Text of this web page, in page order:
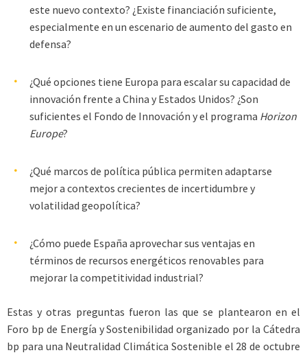
este nuevo contexto? ¿Existe financiación suficiente,
especialmente en un escenario de aumento del gasto en
defensa?
¿Qué opciones tiene Europa para escalar su capacidad de
innovación frente a China y Estados Unidos? ¿Son
suficientes el Fondo de Innovación y el programa Horizon
Europe?
¿Qué marcos de política pública permiten adaptarse
mejor a contextos crecientes de incertidumbre y
volatilidad geopolítica?
¿Cómo puede España aprovechar sus ventajas en
términos de recursos energéticos renovables para
mejorar la competitividad industrial?
Estas y otras preguntas fueron las que se plantearon en el
Foro bp de Energía y Sostenibilidad organizado por la Cátedra
bp para una Neutralidad Climática Sostenible el 28 de octubre